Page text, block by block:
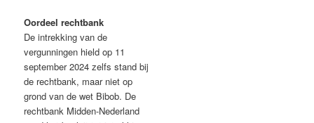
Oordeel rechtbank
De intrekking van de
vergunningen hield op 11
september 2024 zelfs stand bij
de rechtbank, maar niet op
grond van de wet Bibob. De
rechtbank Midden-Nederland